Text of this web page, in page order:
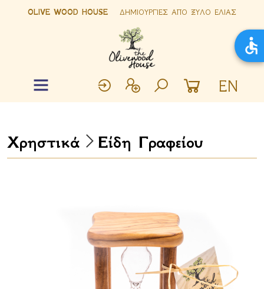
OLIVE WOOD HOUSE ΔΗΜΙΟΥΡΓΙΕΣ ΑΠΟ ΞΥΛΟ ΕΛΙΑΣ
EN
Χρηστικά Είδη Γραφείου